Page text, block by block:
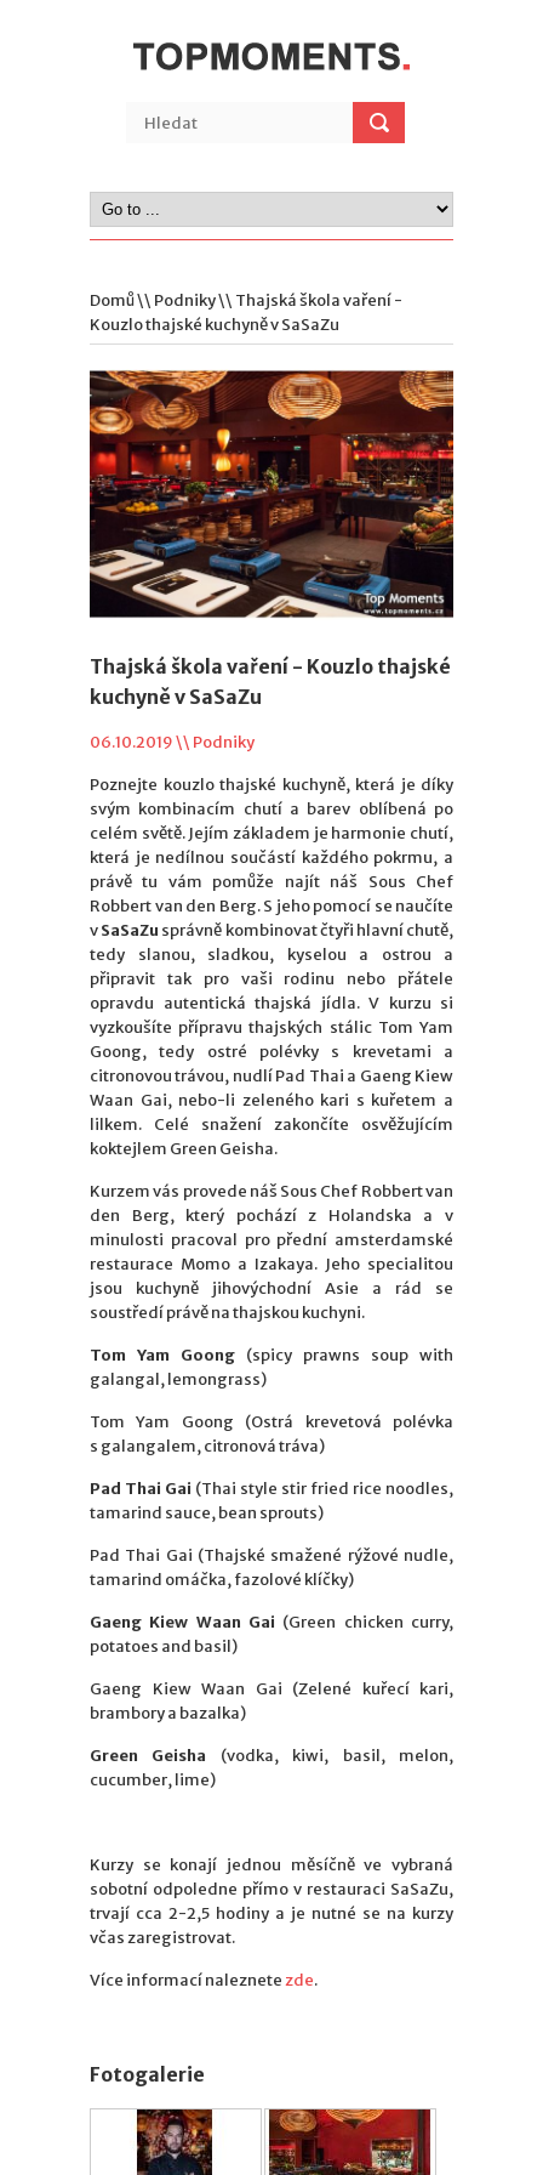
Domů\\ Podniky\\ Thajská škola vaření -
Kouzlo thajské kuchyně v SaSaZu
Thajská škola vaření - Kouzlo thajské
kuchyně v SaSaZu
06.10.2019 \\ Podniky
Poznejte kouzlo thajské kuchyně, která je díky
svým kombinacím chutí a barev oblíbená po
celém světě. Jejím základem je harmonie chutí,
která je nedílnou součástí každého pokrmu, a
právě tu vám pomůže najít náš Sous Chef
Robbert van den Berg. S jeho pomocí se naučíte
vSaSaZu správně kombinovat čtyři hlavní chutě,
tedy slanou, sladkou, kyselou a ostrou a
připravit tak pro vaši rodinu nebo přátele
opravdu autentická thajská jídla. V kurzu si
vyzkoušíte přípravu thajských stálic Tom Yam
Goong, tedy ostré polévky s krevetami a
citronovou trávou, nudlí Pad Thai a Gaeng Kiew
Waan Gai, nebo-li zeleného kari s kuřetem a
lilkem. Celé snažení zakončíte osvěžujícím
koktejlem Green Geisha.
Kurzem vás provede náš Sous Chef Robbert van
den Berg, který pochází z Holandska a v
minulosti pracoval pro přední amsterdamské
restaurace Momo a Izakaya. Jeho specialitou
jsou kuchyně jihovýchodní Asie a rád se
soustředí právě na thajskou kuchyni.
Tom Yam Goong (spicy prawns soup with
galangal, lemongrass)
Tom Yam Goong (Ostrá krevetová polévka
s galangalem, citronová tráva)
Pad Thai Gai (Thai style stir fried rice noodles,
tamarind sauce, bean sprouts)
Pad Thai Gai (Thajské smažené rýžové nudle,
tamarind omáčka, fazolové klíčky)
Gaeng Kiew Waan Gai (Green chicken curry,
potatoes and basil)
Gaeng Kiew Waan Gai (Zelené kuřecí kari,
brambory a bazalka)
Green Geisha (vodka, kiwi, basil, melon,
cucumber, lime)
Kurzy se konají jednou měsíčně ve vybraná
sobotní odpoledne přímo v restauraci SaSaZu,
trvají cca 2-2,5 hodiny a je nutné se na kurzy
včas zaregistrovat.
Více informací naleznetezde.
Fotogalerie